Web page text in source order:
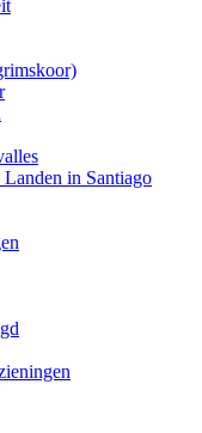
in Santiago